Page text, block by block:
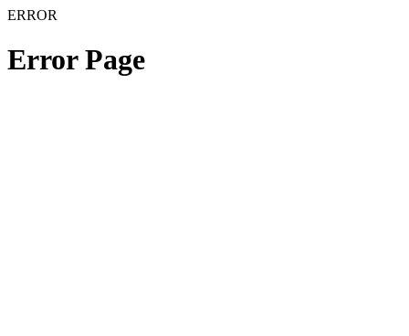
ERROR
Error Page